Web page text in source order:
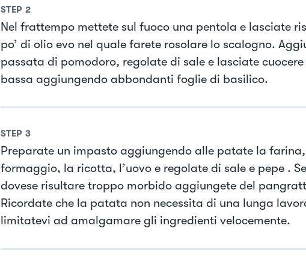
STEP 2
Nel frattempo mettete sul fuoco una pentola e lasciate
po’ di olio evo nel quale farete rosolare lo scalogno.
passata di pomodoro, regolate di sale e lasciate
bassa aggiungendo abbondanti foglie di basilico.
STEP 3
Preparate un impasto aggiungendo alle patate la
formaggio, la ricotta, l’uovo e regolate di sale e pepe .
dovese risultare troppo morbido aggiungete del
Ricordate che la patata non necessita di una lunga
limitatevi ad amalgamare gli ingredienti velocemente.